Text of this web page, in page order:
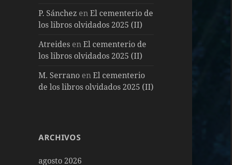
P. Sánchez enEl cementerio de
los libros olvidados 2025 (II)
Atreides enEl cementerio de
los libros olvidados 2025 (II)
M. Serrano enEl cementerio
de los libros olvidados 2025 (II)
ARCHIVOS
agosto 2026